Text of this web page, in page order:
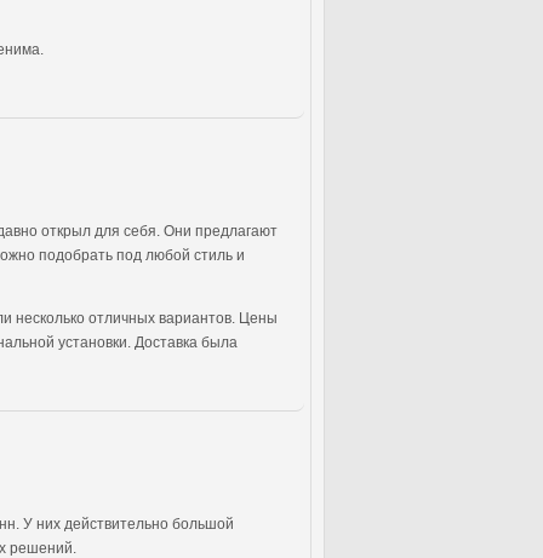
открыл для себя. Они предлагают
подобрать под любой стиль и
несколько отличных вариантов. Цены
установки. Доставка была
У них действительно большой
решений.